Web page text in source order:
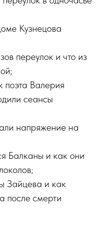
Кузнецова
переулок и что из
поэта Валерия
сеансы
напряжение на
Балканы и как они
Зайцева и как
после смерти